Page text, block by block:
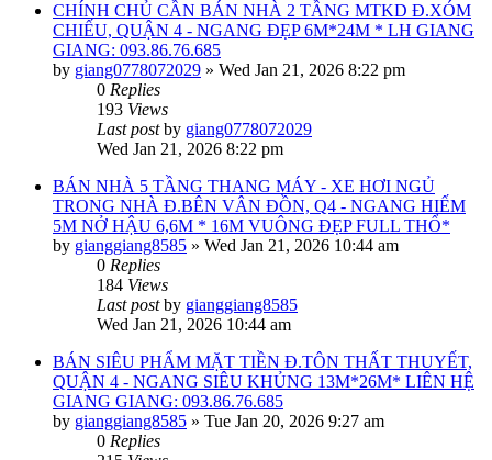
CHÍNH CHỦ CẦN BÁN NHÀ 2 TẦNG MTKD Đ.XÓM
CHIẾU, QUẬN 4 - NGANG ĐẸP 6M*24M * LH GIANG
GIANG: 093.86.76.685
by giang0778072029 » Wed Jan 21, 2026 8:22 pm
0 Replies
193 Views
Last postby giang0778072029
Wed Jan 21, 2026 8:22 pm
BÁN NHÀ 5 TẦNG THANG MÁY - XE HƠI NGỦ
TRONG NHÀ Đ.BÊN VÂN ĐỒN, Q4 - NGANG HIẾM
5M NỞ HẬU 6,6M * 16M VUÔNG ĐẸP FULL THỔ*
by gianggiang8585 » Wed Jan 21, 2026 10:44 am
0 Replies
184 Views
Last postby gianggiang8585
Wed Jan 21, 2026 10:44 am
BÁN SIÊU PHẨM MẶT TIỀN Đ.TÔN THẤT THUYẾT,
QUẬN 4 - NGANG SIÊU KHỦNG 13M*26M* LIÊN HỆ
GIANG GIANG: 093.86.76.685
by gianggiang8585 » Tue Jan 20, 2026 9:27 am
0 Replies